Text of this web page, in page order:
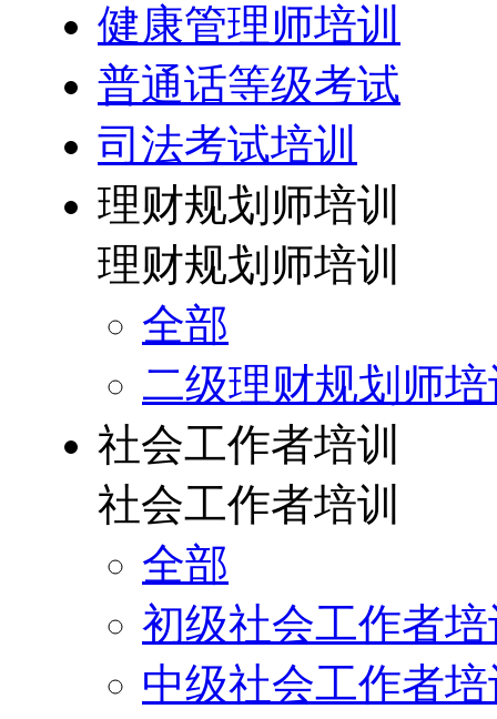
健康管理师培训
普通话等级考试
司法考试培训
理财规划师培训
理财规划师培训
全部
二级理财规划师
社会工作者培训
社会工作者培训
全部
初级社会工作者
中级社会工作者